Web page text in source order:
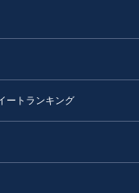
ートランキング